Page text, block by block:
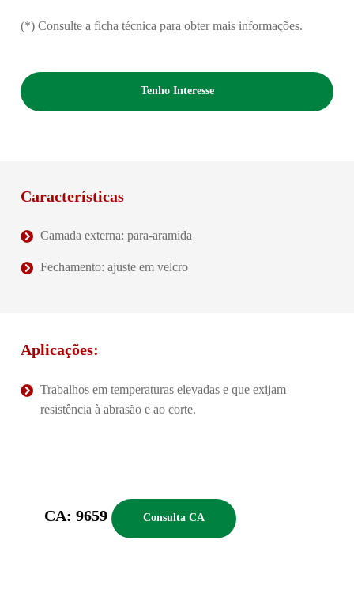
(*) Consulte a ficha técnica para obter mais informações.
Tenho Interesse
Características
Camada externa: para-aramida
Fechamento: ajuste em velcro
Aplicações:
Trabalhos em temperaturas elevadas e que exijam
resistência à abrasão e ao corte.
CA: 9659 Consulta CA